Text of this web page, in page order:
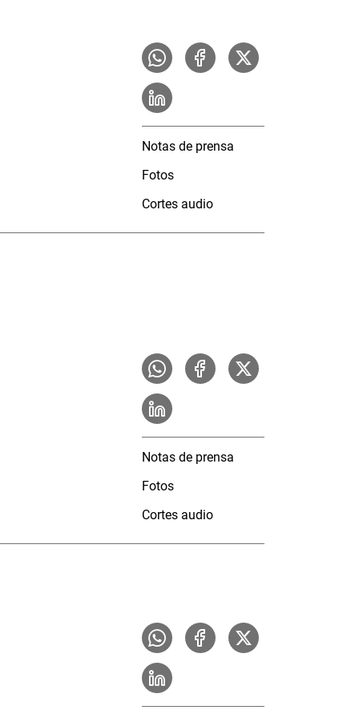
Notas de prensa
Fotos
Cortes audio
Notas de prensa
Fotos
Cortes audio